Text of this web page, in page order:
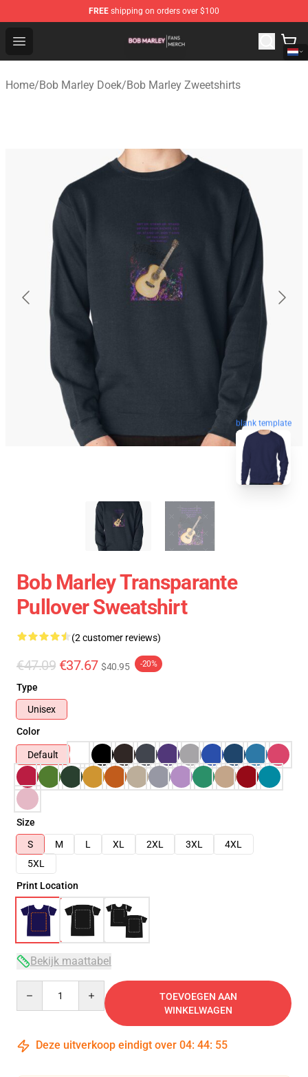
FREE shipping on orders over $100
Open menu
Bob Marley Shop - Official Bob Marley Merchandise
Home/Bob Marley Doek/Bob Marley Zweetshirts
blank template
Bob Marley Transparante
Pullover Sweatshirt
(2 customer reviews)
€47.09 €37.67 $40.95 -20%
Type
Unisex
Color
Default
Size
S
M L XL 2XL 3XL
4XL
5XL
Print Location
Bekijk maattabel
TOEVOEGEN AAN
WINKELWAGEN
Deze uitverkoop eindigt over 04: 44: 54